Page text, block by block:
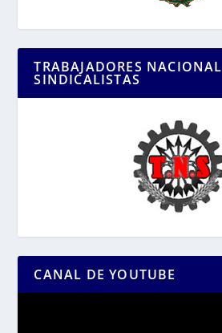
TRABAJADORES NACIONAL
SINDICALISTAS
CANAL DE YOUTUBE